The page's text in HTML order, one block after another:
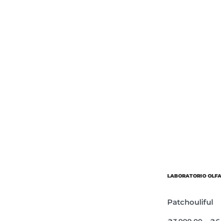
LABORATORIO
Patchouliful